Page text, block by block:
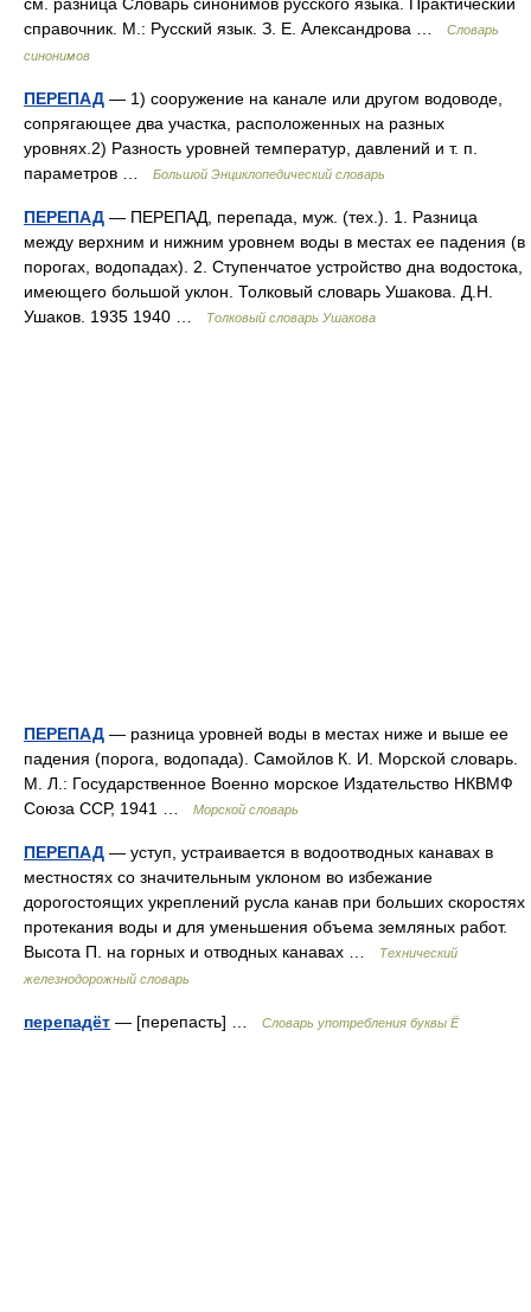
справочник. М.: Русский язык. З. Е. Александрова …
Словарь
синонимов
ПЕРЕПАД — 1) сооружение на канале или другом водоводе,
сопрягающее два участка, расположенных на разных
уровнях.2) Разность уровней температур, давлений и т. п.
параметров …
Большой Энциклопедический словарь
ПЕРЕПАД — ПЕРЕПАД, перепада, муж. (тех.). 1. Разница
между верхним и нижним уровнем воды в местах ее падения (в
порогах, водопадах). 2. Ступенчатое устройство дна водостока,
имеющего большой уклон. Толковый словарь Ушакова. Д.Н.
Ушаков. 1935 1940 …
Толковый словарь Ушакова
ПЕРЕПАД — разница уровней воды в местах ниже и выше ее
падения (порога, водопада). Самойлов К. И. Морской словарь.
М. Л.: Государственное Военно морское Издательство НКВМФ
Союза ССР, 1941 …
Морской словарь
ПЕРЕПАД — уступ, устраивается в водоотводных канавах в
местностях со значительным уклоном во избежание
дорогостоящих укреплений русла канав при больших скоростях
протекания воды и для уменьшения объема земляных работ.
Высота П. на горных и отводных канавах …
Технический
железнодорожный словарь
перепадёт — [перепасть] … Словарь употребления буквы Ё